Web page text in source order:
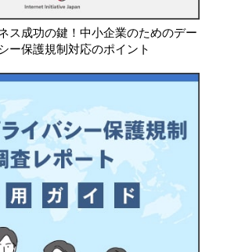
ス成功の鍵！中小企業のためのデー
ー保護規制対応のポイント